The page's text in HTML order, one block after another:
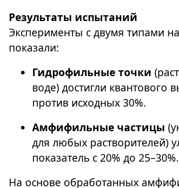
Результаты испытаний
Эксперименты с двумя типами
показали:
Гидрофильные точки
воде) достигли квантового
против исходных 30%.
Амфифильные частицы
для любых растворителей)
показатель с 20% до 25–30%.
На основе обработанных